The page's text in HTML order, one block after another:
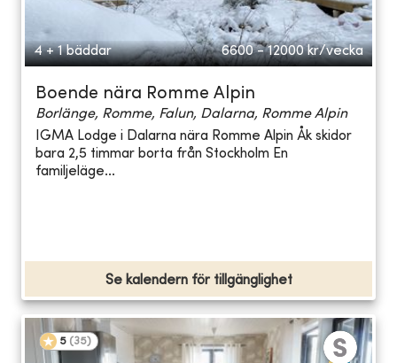
4 + 1 bäddar 6600 - 12000 kr/vecka
Boende nära Romme Alpin
Borlänge, Romme, Falun, Dalarna, Romme Alpin
IGMA Lodge i Dalarna nära Romme Alpin Åk skidor
bara 2,5 timmar borta från Stockholm En
familjeläge...
Se kalendern för tillgänglighet
5 (35)